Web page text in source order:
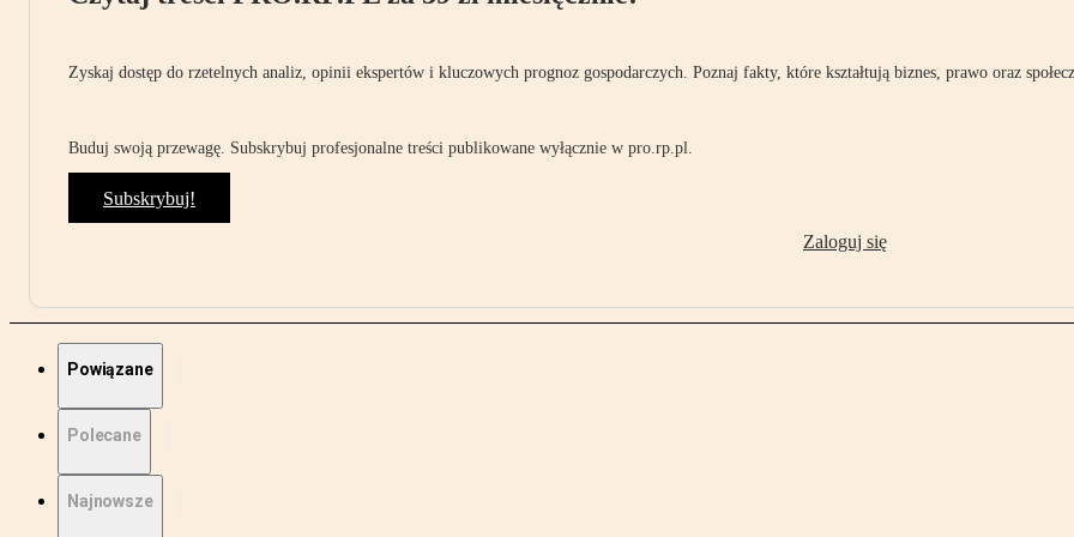
Zyskaj dostęp do rzetelnych analiz, opinii ekspertów i kluczowych prognoz gospodarczych. Poznaj fakty, które kształtują biznes, prawo oraz
Buduj swoją przewagę. Subskrybuj profesjonalne treści publikowane wyłącznie w pro.rp.pl.
Subskrybuj!
Zaloguj się
Powiązane
Polecane
Najnowsze